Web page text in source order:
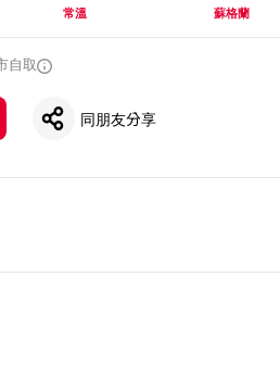
常溫
蘇格蘭
自取
同朋友分享